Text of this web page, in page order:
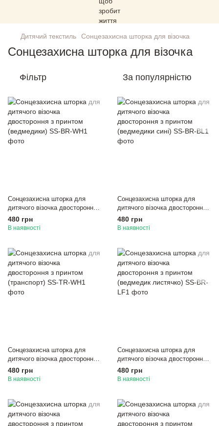
Дитячий текстиль Сонцезахисна шторка для візочка
Сонцезахисна шторка для візочка
Фільтр За популярністю
Сонцезахисна шторка для
дитячого візочка двостороння з
принтом (ведмедики)
480 грн
В наявності
Сонцезахисна шторка для
дитячого візочка двостороння з
принтом (ведмедики сині)
480 грн
В наявності
Сонцезахисна шторка для
дитячого візочка двостороння з
принтом (транспорт)
480 грн
В наявності
Сонцезахисна шторка для
дитячого візочка двостороння з
принтом (ведмедик листячко)
480 грн
В наявності